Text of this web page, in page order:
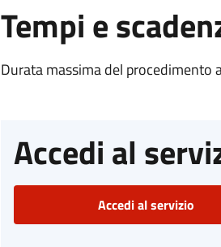
Tempi e
Durata massima del
Accedi al
Accedi al servizio